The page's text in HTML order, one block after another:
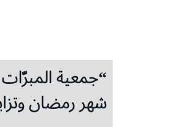
“جمعية
شهر رمضان